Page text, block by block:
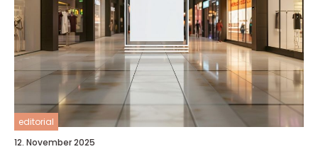
editorial
12. November 2025